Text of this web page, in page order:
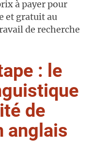
à payer pour
et gratuit au
de recherche
: le
de
anglais